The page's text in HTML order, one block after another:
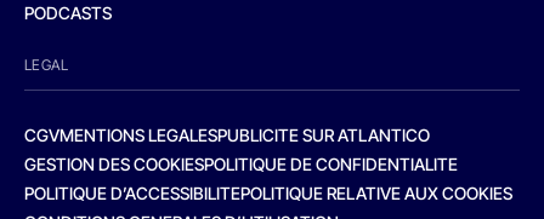
PODCASTS
LEGAL
CGVMENTIONS LEGALESPUBLICITE SUR ATLANTICO
GESTION DES COOKIESPOLITIQUE DE CONFIDENTIALITE
POLITIQUE D’ACCESSIBILITEPOLITIQUE RELATIVE AUX COOKIES